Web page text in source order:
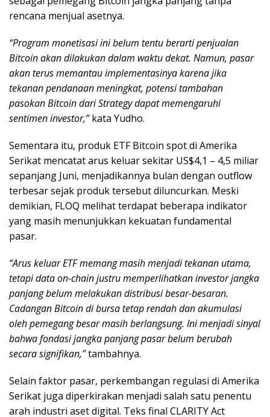
rencana menjual asetnya.
“Program monetisasi ini belum tentu berarti penjualan
Bitcoin akan dilakukan dalam waktu dekat. Namun, pasar
akan terus memantau implementasinya karena jika
tekanan pendanaan meningkat, potensi tambahan
pasokan Bitcoin dari Strategy dapat memengaruhi
sentimen investor,”kata Yudho.
Sementara itu, produk ETF Bitcoin spot di Amerika
Serikat mencatat arus keluar sekitar US$4,1 – 4,5 miliar
sepanjang Juni, menjadikannya bulan dengan outflow
terbesar sejak produk tersebut diluncurkan. Meski
demikian, FLOQ melihat terdapat beberapa indikator
yang masih menunjukkan kekuatan fundamental
pasar.
“Arus keluar ETF memang masih menjadi tekanan utama,
tetapi data on-chain justru memperlihatkan investor jangka
panjang belum melakukan distribusi besar-besaran.
Cadangan Bitcoin di bursa tetap rendah dan akumulasi
oleh pemegang besar masih berlangsung. Ini menjadi sinyal
bahwa fondasi jangka panjang pasar belum berubah
secara signifikan,”tambahnya.
Selain faktor pasar, perkembangan regulasi di Amerika
Serikat juga diperkirakan menjadi salah satu penentu
arah industri aset digital. Teks final CLARITY Act